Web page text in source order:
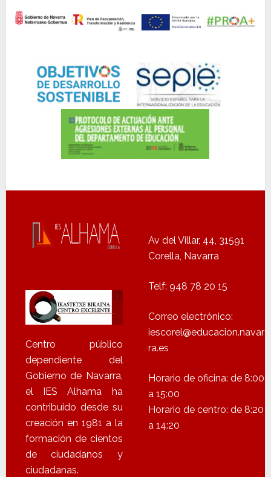
Centro público
dependiente del
Gobierno de Navarra,
el IES Alhama ha
contribuido desde su
creación en 1981 a la
formación de cientos
de ciudadanos y
ciudadanas.
Av del Villar, 44, 31591
Corella, Navarra
Telf: 948 78 20 15
Correo electrónico:
iescorel@educacion.navar
ra.es
Horario de oficina: de 8:00
a 15:00
Horario de centro: de 8:20
a 14:20